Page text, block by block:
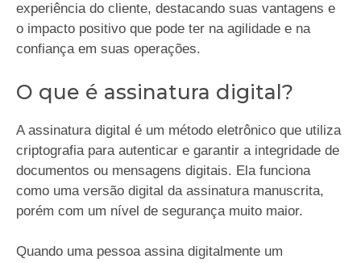
experiência do cliente, destacando suas vantagens e
o impacto positivo que pode ter na agilidade e na
confiança em suas operações.
O que é assinatura digital?
A assinatura digital é um método eletrônico que utiliza
criptografia para autenticar e garantir a integridade de
documentos ou mensagens digitais. Ela funciona
como uma versão digital da assinatura manuscrita,
porém com um nível de segurança muito maior.
Quando uma pessoa assina digitalmente um